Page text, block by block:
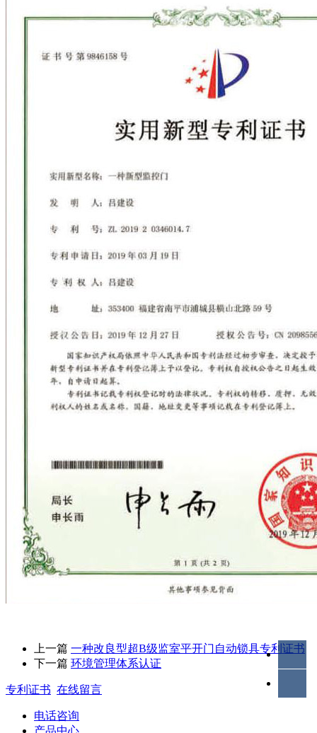
上一篇 一种改良型超B级监室平开门自动锁具专利证书
下一篇 环境管理体系认证
专利证书 在线留言
电话咨询
产品中心